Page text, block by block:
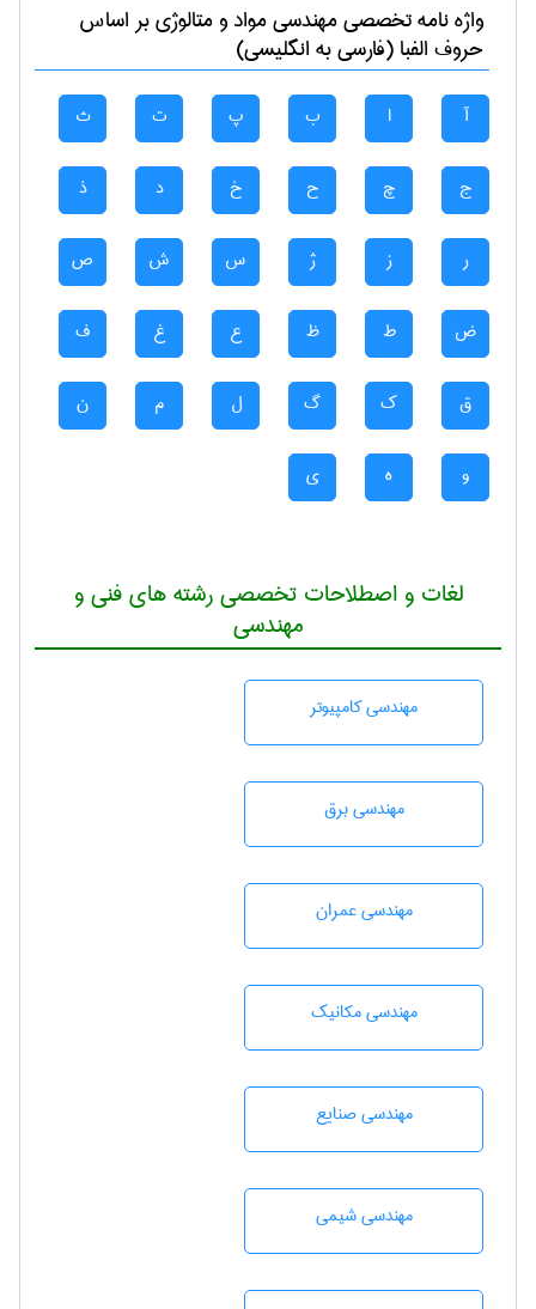
واژه نامه تخصصیمهندسی مواد و متالوژیبر اساس
حروف الفبا (فارسی به انگلیسی)
آ ا ب پ ت ث
ج چ ح خ د ذ
ر ز ژ س ش ص
ض ط ظ ع غ ف
ق ک گ ل م ن
و ه ی
لغات و اصطلاحات تخصصی رشته های فنی و
مهندسی
مهندسی كامپيوتر
مهندسی برق
مهندسی عمران
مهندسی مکانیک
مهندسی صنايع
مهندسي شيمی